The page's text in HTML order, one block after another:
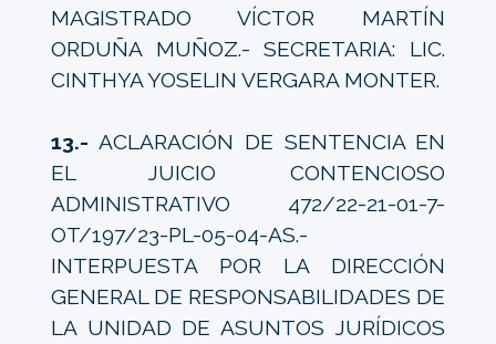
MAGISTRADO VÍCTOR MARTÍN
ORDUÑA MUÑOZ.- SECRETARIA: LIC.
CINTHYA YOSELIN VERGARA MONTER.
13.-ACLARACIÓN DE SENTENCIA EN
EL JUICIO CONTENCIOSO
ADMINISTRATIVO 472/22-21-01-7-
OT/197/23-PL-05-04-AS.-
INTERPUESTA POR LA DIRECCIÓN
GENERAL DE RESPONSABILIDADES DE
LA UNIDAD DE ASUNTOS JURÍDICOS